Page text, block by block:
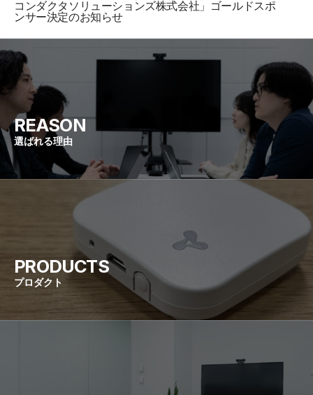
コンダクタソリューションズ株式会社」ゴールドスポ
ンサー決定のお知らせ
選ばれる理由
REASON
プロダクト
PRODUCTS